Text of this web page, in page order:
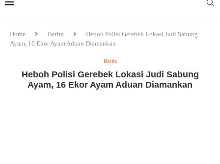
Home Berita
Heboh Polisi Gerebek Lokasi Judi Sabung
Ayam, 16 Ekor Ayam Aduan Diamankan
Berita
Heboh Polisi Gerebek Lokasi Judi Sabung
Ayam, 16 Ekor Ayam Aduan Diamankan